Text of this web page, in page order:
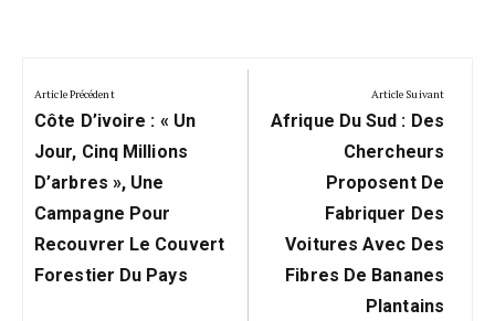
de
l’article
Article Précédent
Previous
Post:
Côte D’ivoire : « Un
Jour, Cinq Millions
D’arbres », Une
Campagne Pour
Recouvrer Le Couvert
Forestier Du Pays
Article Suivant
Next
Afrique Du Sud : Des
Chercheurs
Proposent De
Fabriquer Des
Voitures Avec Des
Fibres De Bananes
Plantains